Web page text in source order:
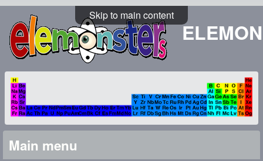
Skip to main content
Main menu